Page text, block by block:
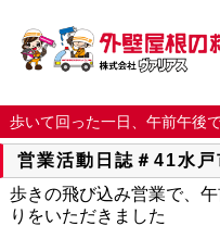
歩いて回った一日、午前午後
営業活動日誌＃41水戸
歩きの飛び込み営業で、
りをいただきました